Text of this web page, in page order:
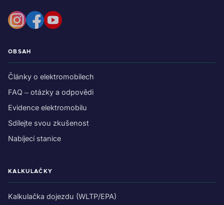
OBSAH
Články o elektromobilech
FAQ – otázky a odpovědi
Evidence elektromobilu
Sdílejte svou zkušenost
Nabíjecí stanice
KALKULAČKY
Kalkulačka dojezdu (WLTP/EPA)